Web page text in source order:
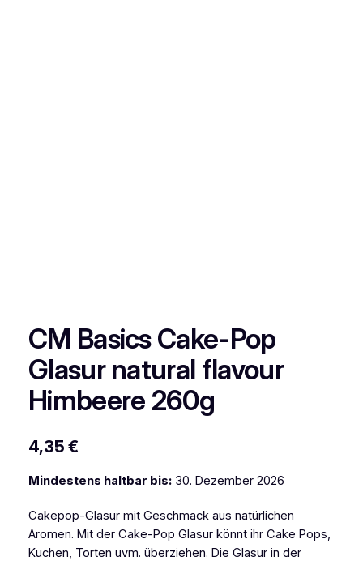
CM Basics Cake-Pop
Glasur natural flavour
Himbeere 260g
4,35 €
Mindestens haltbar bis:30. Dezember 2026
Cakepop-Glasur mit Geschmack aus natürlichen
Aromen. Mit der Cake-Pop Glasur könnt ihr Cake Pops,
Kuchen, Torten uvm. überziehen. Die Glasur in der